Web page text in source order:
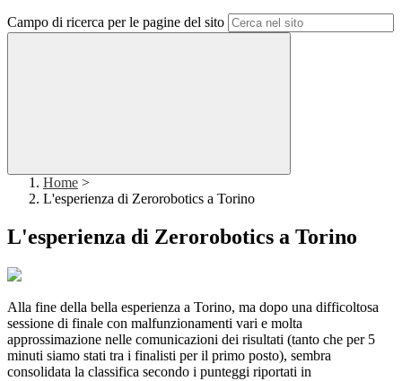
Campo di ricerca per le pagine del sito
Home >
L'esperienza di Zerorobotics a Torino
L'esperienza di Zerorobotics a Torino
Alla fine della bella esperienza a Torino, ma dopo una difficoltosa
sessione di finale con malfunzionamenti vari e molta
approssimazione nelle comunicazioni dei risultati (tanto che per 5
minuti siamo stati tra i finalisti per il primo posto), sembra
consolidata la classifica secondo i punteggi riportati in